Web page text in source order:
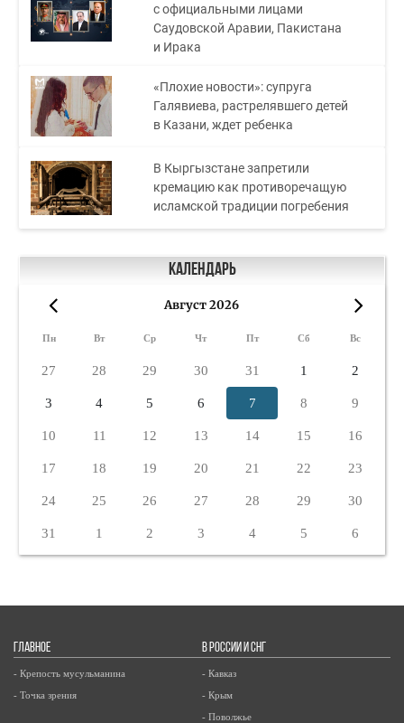
с официальными лицами
Саудовской Аравии, Пакистана
и Ирака
«Плохие новости»: супруга
Галявиева, растрелявшего детей
в Казани, ждет ребенка
В Кыргызстане запретили
кремацию как противоречащую
исламской традиции погребения
Календарь
Август 2026
Пн Вт Ср Чт Пт Сб Вс
27 28 29 30 31 1 2
3 4 5 6 7 8 9
10 11 12 13 14 15 16
17 18 19 20 21 22 23
24 25 26 27 28 29 30
31 1 2 3 4 5 6
ГЛАВНОЕ
- Крепость мусульманина
- Точка зрения
В РОССИИ И СНГ
- Кавказ
- Крым
- Поволжье